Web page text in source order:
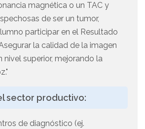
magnética o un TAC y
de ser un tumor,
participar en el Resultado
la calidad de la imagen
nivel superior, mejorando la
sector productivo:
de diagnóstico (ej.